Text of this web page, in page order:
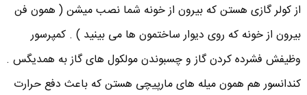
از کولر گازی هستن که بیرون از خونه شما نصب میشن ( همون فن
بیرون از خونه که روی دیوار ساختمون ها می بینید ) . کمپرسور
وظیفش فشرده کردن گاز و چسبوندن مولکول های گاز به همدیگس .
کندانسور هم همون میله های مارپیچی هستن که باعث دفع حرارت